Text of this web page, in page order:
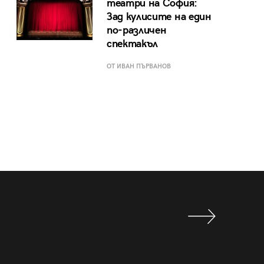
театри на София:
Зад кулисите на един
по-различен
спектакъл
ОТ ИВАН ПЪРВАНОВ